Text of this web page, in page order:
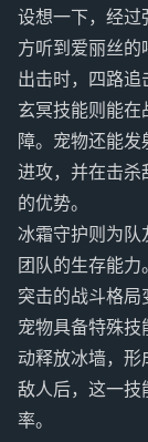
设想一下，经过
方听到爱丽丝的
出击时，四路追
玄冥技能则能在
障。宠物还能
进攻，并在击杀
的优势。
冰霜守护则为队
团队的生存能
突击的战斗格局
宠物具备特殊技
动释放冰墙，形
敌人后，这一技
率。